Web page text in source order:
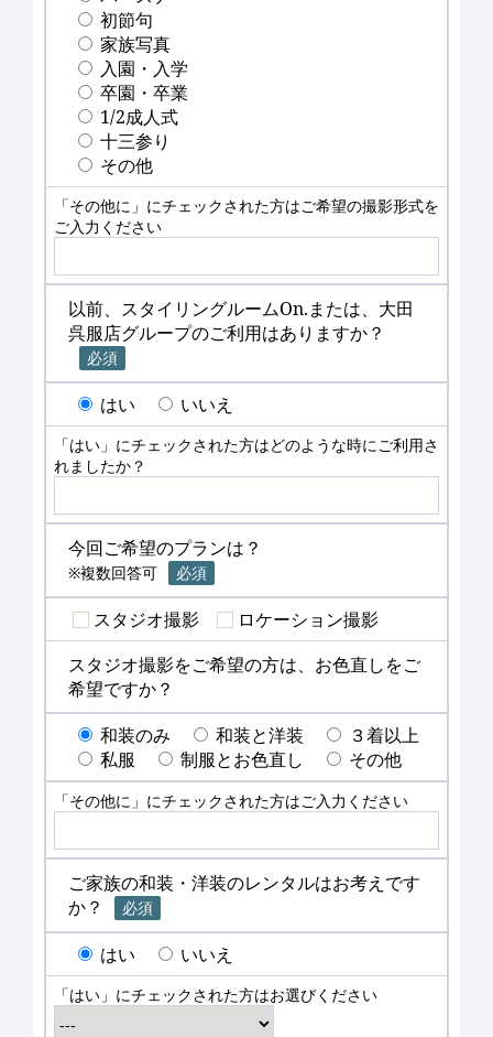
初節句
家族写真
入園・入学
卒園・卒業
1/2成人式
十三参り
その他
「その他に」にチェックされた方はご希望の撮影形式を
ご入力ください
以前、スタイリングルームOn.または、大田
呉服店グループのご利用はありますか？
必須
はい いいえ
「はい」にチェックされた方はどのような時にご利用さ
れましたか？
今回ご希望のプランは？
※複数回答可 必須
スタジオ撮影
ロケーション撮影
スタジオ撮影をご希望の方は、お色直しをご
希望ですか？
和装のみ
和装と洋装
３着以上
私服
制服とお色直し その他
「その他に」にチェックされた方はご入力ください
ご家族の和装・洋装のレンタルはお考えです
か？
必須
はい いいえ
「はい」にチェックされた方はお選びください